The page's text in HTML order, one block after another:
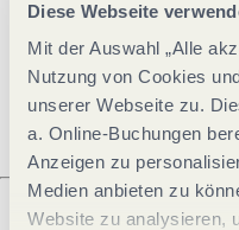
Diese Webseite
Mit der Auswahl „Alle
Nutzung von Cookies
unserer Webseite zu.
a. Online-Buchungen
Anzeigen zu
Medien anbieten zu
Website zu analysieren,
Ruhetage